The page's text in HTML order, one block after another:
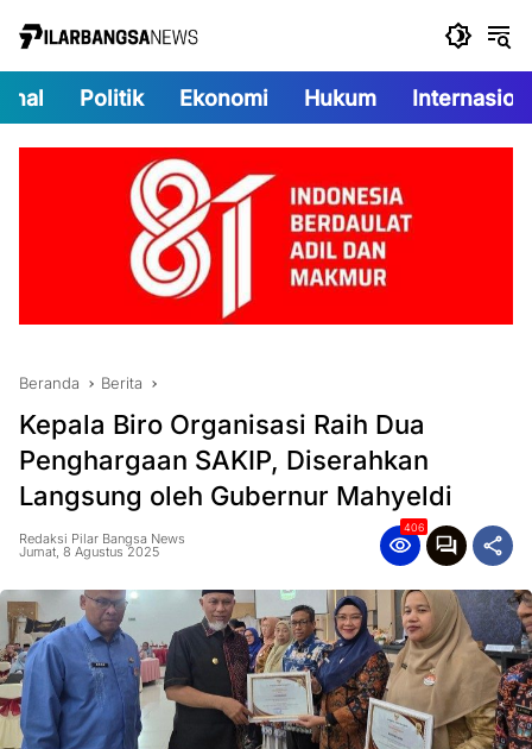
Politik Ekonomi Hukum
Beranda Berita
Kepala Biro Organisasi Raih Dua
Penghargaan SAKIP, Diserahkan
Langsung oleh Gubernur Mahyeldi
Redaksi Pilar Bangsa News
Jumat, 8 Agustus 2025
406